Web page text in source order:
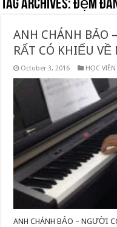
Tag Archives:đệm
ANH CHÁNH BẢO
RẤT CÓ KHIẾU
October 3, 2016 HỌC
ANH CHÁNH BẢO – NGƯỜI